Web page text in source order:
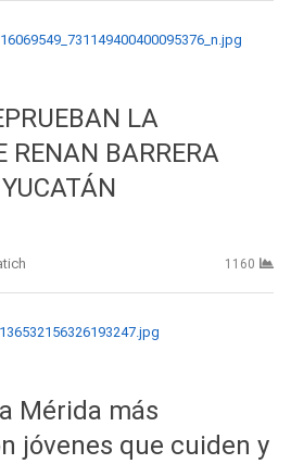
LA
RENAN BARRERA
1160
Mérida más
jóvenes que cuiden y